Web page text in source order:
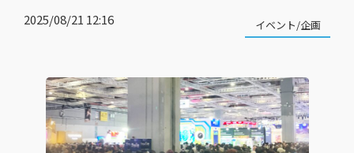
2025/08/21 12:16 イベント/企画